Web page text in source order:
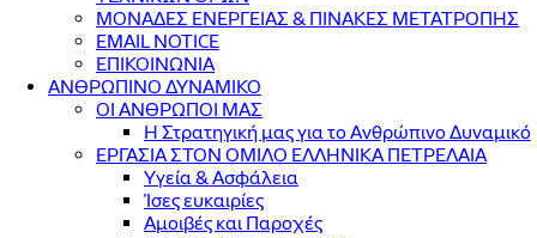
ΜΟΝΑΔΕΣ ΕΝΕΡΓΕΙΑΣ & ΠΙΝΑΚΕΣ ΜΕΤΑΤΡΟΠΗΣ
EMAIL NOTICE
ΕΠΙΚΟΙΝΩΝΙΑ
ΑΝΘΡΩΠΙΝΟ ΔΥΝΑΜΙΚΟ
ΟΙ ΑΝΘΡΩΠΟΙ ΜΑΣ
Η Στρατηγική μας για το Ανθρώπινο Δυναμικό
ΕΡΓΑΣΙΑ ΣΤΟΝ ΟΜΙΛΟ ΕΛΛΗΝΙΚΑ ΠΕΤΡΕΛΑΙΑ
Υγεία & Ασφάλεια
Ίσες ευκαιρίες
Αμοιβές και Παροχές